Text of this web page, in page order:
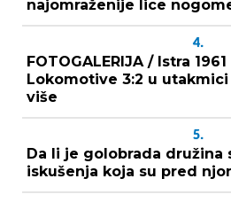
najomraženije lice
4.
FOTOGALERIJA / Istra
Lokomotive 3:2 u
više
5.
Da li je golobrada družina
iskušenja koja su pred